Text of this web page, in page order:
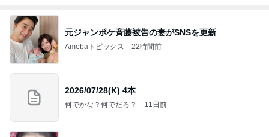
元ジャンポケ斉藤被告の妻がSNSを更新
Amebaトピックス 22時間前
2026/07/28(K) 4本
何でかな？何でだろ？ 11日前